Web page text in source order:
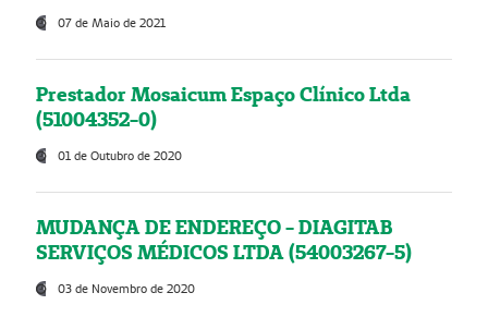
07 de Maio de 2021
Prestador Mosaicum Espaço Clínico Ltda
(51004352-0)
01 de Outubro de 2020
MUDANÇA DE ENDEREÇO - DIAGITAB
SERVIÇOS MÉDICOS LTDA (54003267-5)
03 de Novembro de 2020